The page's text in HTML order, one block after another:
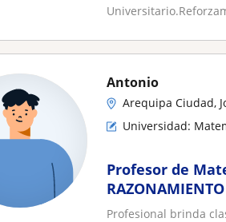
Antonio
Arequipa Ciudad,
Universidad:
Profesor de
SAN PABLO
Profesional brinda